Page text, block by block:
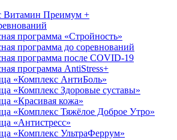
Витамин Преимум +
программа «Стройность»
программа до соревнований
программа после COVID-19
программа AntiStress+
«Комплекс АнтиБоль»
«Комплекс Здоровые суставы»
«Красивая кожа»
«Комплекс Тяжёлое Доброе Утро»
«Антистресс»
«Комплекс УльтраФеррум»